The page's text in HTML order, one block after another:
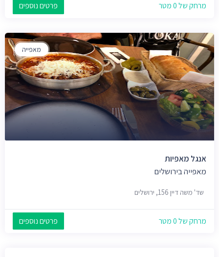
מרחק של 0 מטר פרטים נוספים
מאפייה
אנגל מאפיות
מאפייה בירושלים
שד' משה דיין 156, ירושלים
מרחק של 0 מטר פרטים נוספים